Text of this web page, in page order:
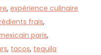
,expérience culinaire
frais,
paris,
, tacos, tequila